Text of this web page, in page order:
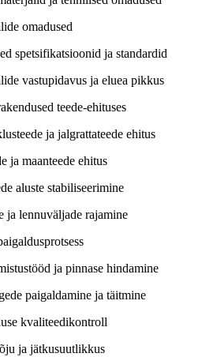
omadused
spetsifikatsioonid ja standardid
vastupidavus ja eluea pikkus
teede-ehituses
ja jalgrattateede ehitus
ja maanteede ehitus
aluste stabiliseerimine
ja lennuväljade rajamine
ja pinnase hindamine
paigaldamine ja täitmine
kvaliteedikontroll
ja jätkusuutlikkus